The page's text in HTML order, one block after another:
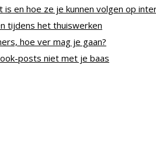
en hoe ze je kunnen volgen op
tijdens het thuiswerken
hoe ver mag je gaan?
posts niet met je baas